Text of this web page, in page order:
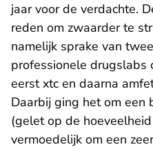
jaar voor de verdachte.
reden om zwaarder te
namelijk sprake van
professionele drugslabs
eerst xtc en daarna
Daarbij ging het om een
(gelet op de
vermoedelijk om een